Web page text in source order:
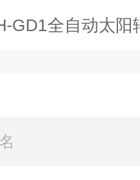
GD1全自动太阳